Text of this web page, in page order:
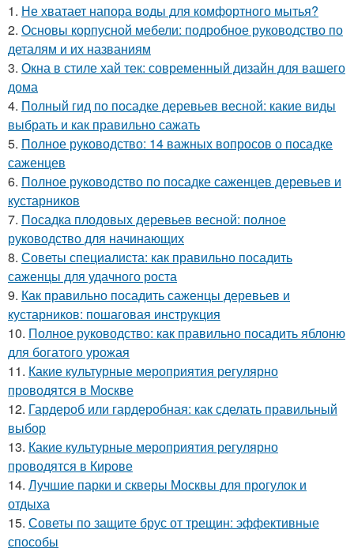
1. Не хватает напора воды для комфортного мытья?
2. Основы корпусной мебели: подробное руководство по
деталям и их названиям
3. Окна в стиле хай тек: современный дизайн для вашего
дома
4. Полный гид по посадке деревьев весной: какие виды
выбрать и как правильно сажать
5. Полное руководство: 14 важных вопросов о посадке
саженцев
6. Полное руководство по посадке саженцев деревьев и
кустарников
7. Посадка плодовых деревьев весной: полное
руководство для начинающих
8. Советы специалиста: как правильно посадить
саженцы для удачного роста
9. Как правильно посадить саженцы деревьев и
кустарников: пошаговая инструкция
10. Полное руководство: как правильно посадить яблоню
для богатого урожая
11. Какие культурные мероприятия регулярно
проводятся в Москве
12. Гардероб или гардеробная: как сделать правильный
выбор
13. Какие культурные мероприятия регулярно
проводятся в Кирове
14. Лучшие парки и скверы Москвы для прогулок и
отдыха
15. Советы по защите брус от трещин: эффективные
способы